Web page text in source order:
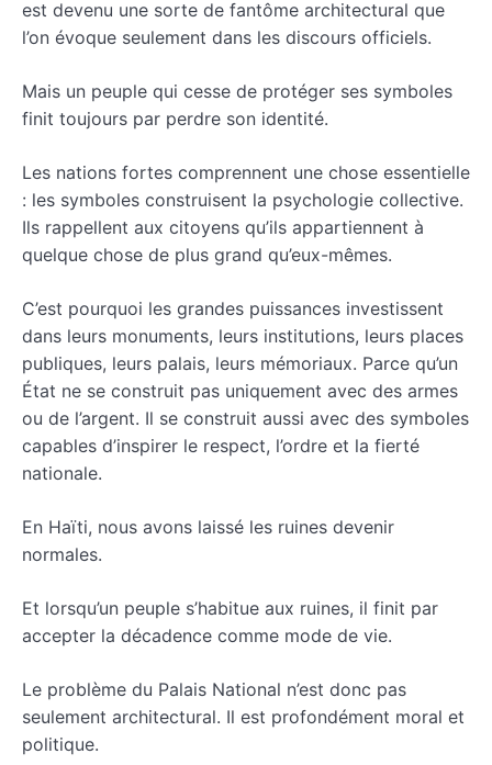
est devenu une sorte de fantôme architectural que
l’on évoque seulement dans les discours officiels.
Mais un peuple qui cesse de protéger ses symboles
finit toujours par perdre son identité.
Les nations fortes comprennent une chose essentielle
: les symboles construisent la psychologie collective.
Ils rappellent aux citoyens qu’ils appartiennent à
quelque chose de plus grand qu’eux-mêmes.
C’est pourquoi les grandes puissances investissent
dans leurs monuments, leurs institutions, leurs places
publiques, leurs palais, leurs mémoriaux. Parce qu’un
État ne se construit pas uniquement avec des armes
ou de l’argent. Il se construit aussi avec des symboles
capables d’inspirer le respect, l’ordre et la fierté
nationale.
En Haïti, nous avons laissé les ruines devenir
normales.
Et lorsqu’un peuple s’habitue aux ruines, il finit par
accepter la décadence comme mode de vie.
Le problème du Palais National n’est donc pas
seulement architectural. Il est profondément moral et
politique.